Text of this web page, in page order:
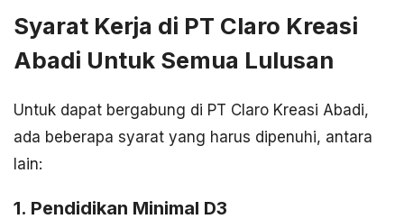
Syarat Kerja di PT Claro Kreasi
Abadi Untuk Semua Lulusan
Untuk dapat bergabung di PT Claro Kreasi Abadi,
ada beberapa syarat yang harus dipenuhi, antara
lain:
1. Pendidikan Minimal D3